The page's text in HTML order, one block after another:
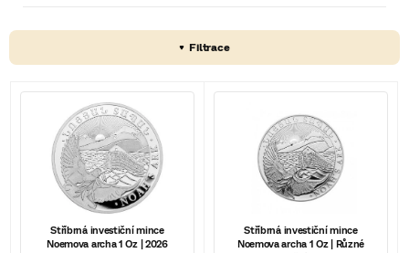
V
Stříbrná investiční mince
Noemova archa 1 Oz | 2026
Stříbrná investiční mince
Noemova archa 1 Oz | Různé